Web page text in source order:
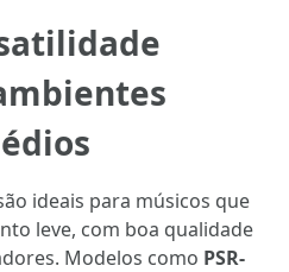
ideais para músicos que
leve, com boa qualidade
Modelos como PSR-